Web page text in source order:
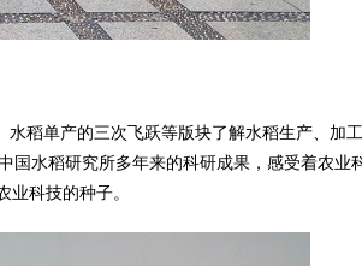
稻单产的三次飞跃等版块了解水稻生产、加工
国水稻研究所多年来的科研成果，感受着农业
科技的种子。